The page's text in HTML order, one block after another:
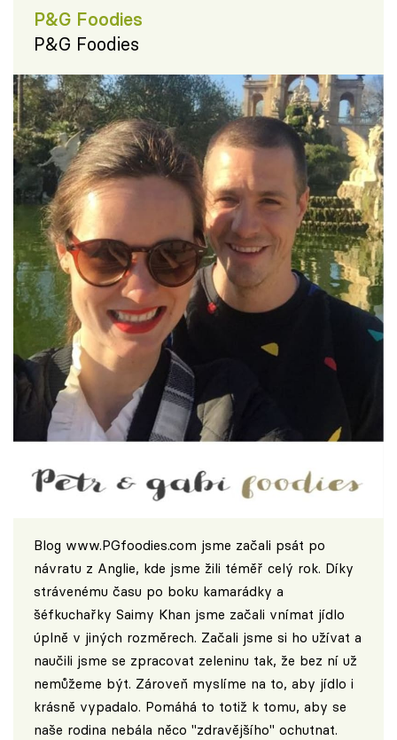
P&G Foodies
P&G Foodies
Blog www.PGfoodies.com jsme začali psát po
návratu z Anglie, kde jsme žili téměř celý rok. Díky
strávenému času po boku kamarádky a
šéfkuchařky Saimy Khan jsme začali vnímat jídlo
úplně v jiných rozměrech. Začali jsme si ho užívat a
naučili jsme se zpracovat zeleninu tak, že bez ní už
nemůžeme být. Zároveň myslíme na to, aby jídlo i
krásně vypadalo. Pomáhá to totiž k tomu, aby se
naše rodina nebála něco "zdravějšího" ochutnat.